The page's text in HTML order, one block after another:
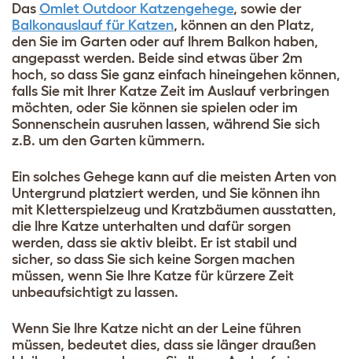
Das Omlet Outdoor Katzengehege, sowie der
Balkonauslauf für Katzen, können an den Platz,
den Sie im Garten oder auf Ihrem Balkon haben,
angepasst werden. Beide sind etwas über 2m
hoch, so dass Sie ganz einfach hineingehen können,
falls Sie mit Ihrer Katze Zeit im Auslauf verbringen
möchten, oder Sie können sie spielen oder im
Sonnenschein ausruhen lassen, während Sie sich
z.B. um den Garten kümmern.
Ein solches Gehege kann auf die meisten Arten von
Untergrund platziert werden, und Sie können ihn
mit Kletterspielzeug und Kratzbäumen ausstatten,
die Ihre Katze unterhalten und dafür sorgen
werden, dass sie aktiv bleibt. Er ist stabil und
sicher, so dass Sie sich keine Sorgen machen
müssen, wenn Sie Ihre Katze für kürzere Zeit
unbeaufsichtigt zu lassen.
Wenn Sie Ihre Katze nicht an der Leine führen
müssen, bedeutet dies, dass sie länger draußen